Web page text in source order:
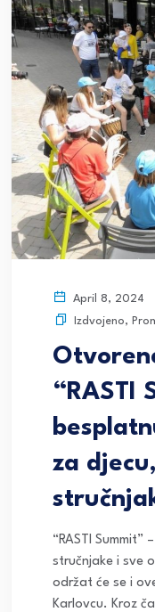
April 8, 2024
Izdvojeno,
“RASTI
za
“RASTI
stručnjake i sve
održat će se i
Karlovcu. Kroz